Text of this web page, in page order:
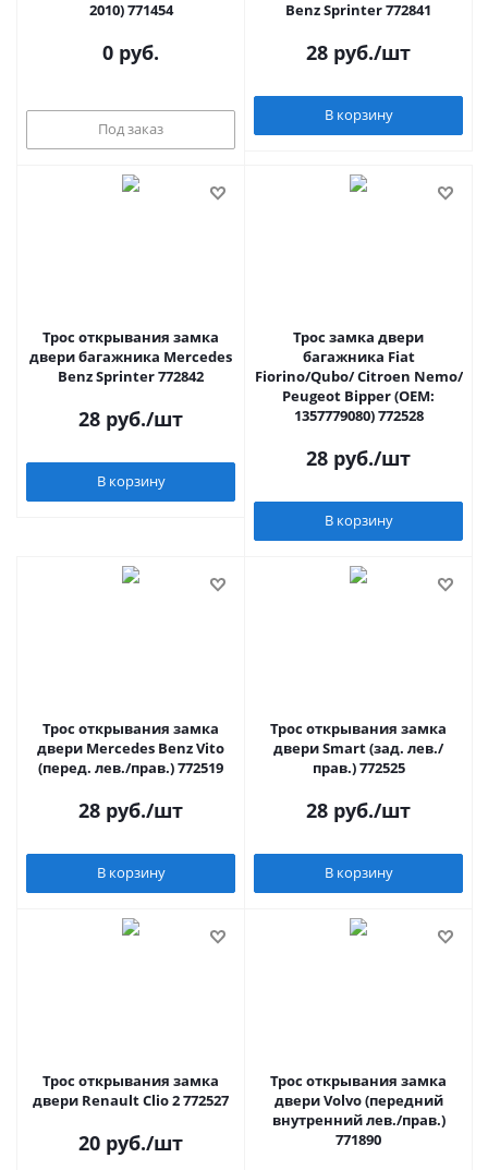
2010) 771454
0 руб.
Под заказ
Benz Sprinter 772841
28 руб./шт
В корзину
Трос открывания замка
двери багажника Mercedes
Benz Sprinter 772842
28 руб./шт
В корзину
Трос замка двери
багажника Fiat
Fiorino/Qubo/ Citroen Nemo/
Peugeot Bipper (ОЕМ:
1357779080) 772528
28 руб./шт
В корзину
Трос открывания замка
двери Mercedes Benz Vito
(перед. лев./прав.) 772519
28 руб./шт
В корзину
Трос открывания замка
двери Smart (зад. лев./
прав.) 772525
28 руб./шт
В корзину
Трос открывания замка
двери Renault Clio 2 772527
20 руб./шт
Трос открывания замка
двери Volvo (передний
внутренний лев./прав.)
771890